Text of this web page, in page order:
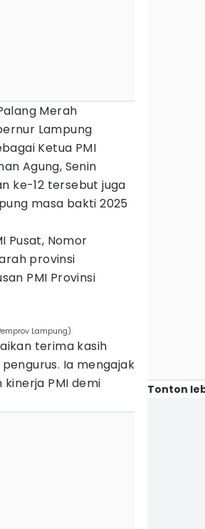
Merah
Lampung
Ketua PMI
Agung, Senin
ke-12 tersebut juga
masa bakti 2025
Pusat, Nomor
provinsi
PMI Provinsi
Lampung).
terima kasih
Ia mengajak
PMI demi
Tonton